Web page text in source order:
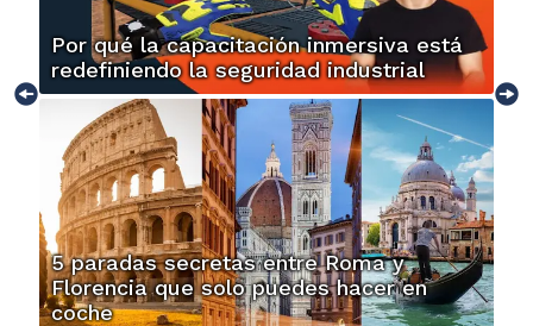
Por qué la capacitación inmersiva está
redefiniendo la seguridad industrial
5 paradas secretas entre Roma y
Florencia que solo puedes hacer en
coche